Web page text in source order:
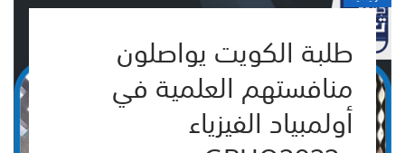
طلبة الكويت يواصلون
منافستهم العلمية في
أولمبياد الفيزياء